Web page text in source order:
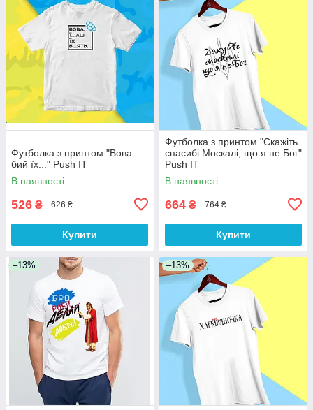
Футболка з принтом "Вова
бий їх..." Push IT
В наявності
526 ₴ 626 ₴
Купити
Футболка з принтом "Скажіть
спасибі Москалі, що я не Бог"
Push IT
В наявності
664 ₴ 764 ₴
Купити
–13% –13%